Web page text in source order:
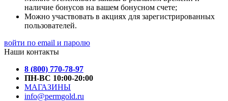
наличие бонусов на вашем бонусном счете;
Можно участвовать в акциях для зарегистрированных
пользователей.
войти по email и паролю
Наши контакты
8 (800) 770-78-97
ПН-ВС 10:00-20:00
МАГАЗИНЫ
info@permgold.ru